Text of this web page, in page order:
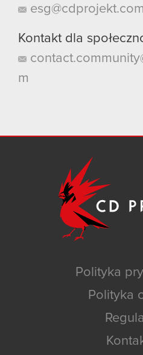
esg@cdprojekt.com
Kontakt dla
m
Polityka
Polityka